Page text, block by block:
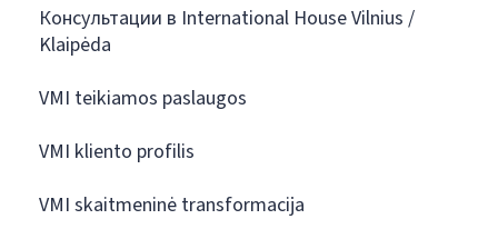
Консультации в International House Vilnius /
Klaipėda
VMI teikiamos paslaugos
VMI kliento profilis
VMI skaitmeninė transformacija